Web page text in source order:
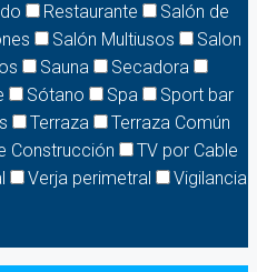
Restaurante
Salón de
Salón Multiusos
Salon
Sauna
Secadora
Sótano Spa
Sport bar
Terraza
Terraza Común
Construcción
TV por Cable
Verja perimetral
Vigilancia